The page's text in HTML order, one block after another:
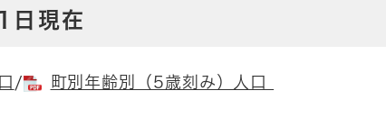
日現在
/ 町別年齢別（5歳刻み）人口